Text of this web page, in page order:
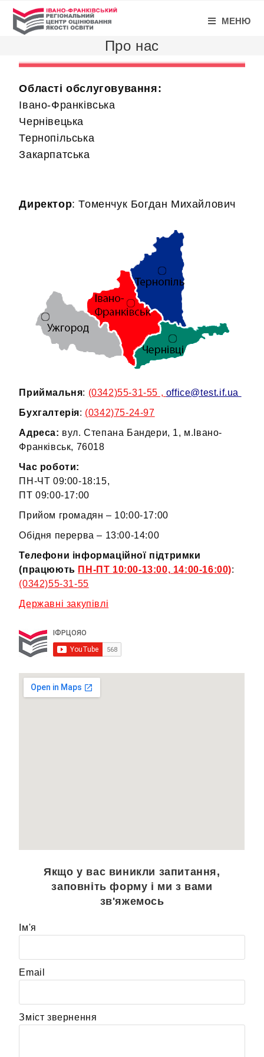
МЕНЮ
Про нас
Області обслуговування:
Івано-Франківська
Чернівецька
Тернопільська
Закарпатська
Директор: Томенчук Богдан Михайлович
Приймальня: (0342)55-31-55 , office@test.if.ua
Бухгалтерія: (0342)75-24-97
Адреса: вул. Степана Бандери, 1, м.Івано-
Франківськ, 76018
Час роботи:
ПН-ЧТ 09:00-18:15,
ПТ 09:00-17:00
Прийом громадян – 10:00-17:00
Обідня перерва – 13:00-14:00
Телефони інформаційної підтримки
(працюють ПН-ПТ 10:00-13:00, 14:00-16:00):
(0342)55-31-55
Державні закупівлі
Якщо у вас виникли запитання,
заповніть форму і ми з вами
зв'яжемось
Ім'я
Email
Зміст звернення